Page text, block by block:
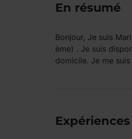
En résumé
Bonjour, Je suis
ème) . Je suis
domicile. Je me
Expériences